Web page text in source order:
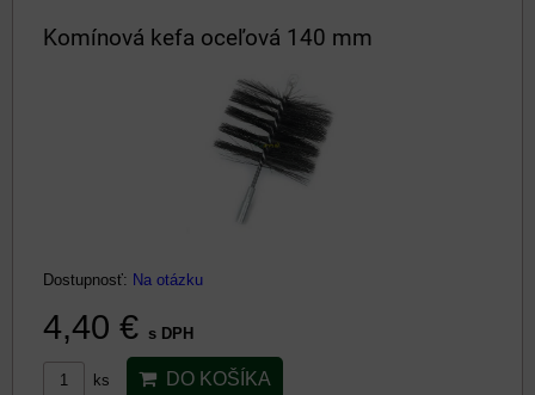
Komínová kefa oceľová 140 mm
Dostupnosť: Na otázku
4,40 € s DPH
ks DO KOŠÍKA